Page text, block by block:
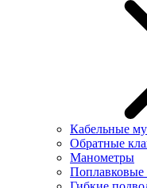
Кабельные
Обратные
Манометры
Поплавковые